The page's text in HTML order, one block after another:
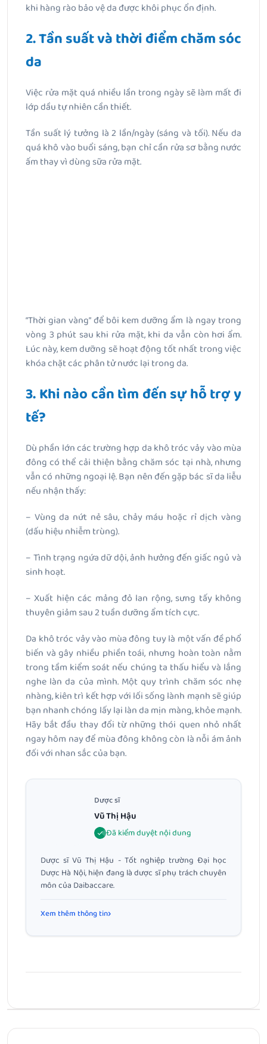
khi hàng rào bảo vệ da được khôi phục ổn định.
2. Tần suất và thời điểm chăm sóc
da
Việc rửa mặt quá nhiều lần trong ngày sẽ làm mất đi
lớp dầu tự nhiên cần thiết.
Tần suất lý tưởng là 2 lần/ngày (sáng và tối). Nếu da
quá khô vào buổi sáng, bạn chỉ cần rửa sơ bằng nước
ấm thay vì dùng sữa rửa mặt.
“Thời gian vàng” để bôi kem dưỡng ẩm là ngay trong
vòng 3 phút sau khi rửa mặt, khi da vẫn còn hơi ẩm.
Lúc này, kem dưỡng sẽ hoạt động tốt nhất trong việc
khóa chặt các phân tử nước lại trong da.
3. Khi nào cần tìm đến sự hỗ trợ y
tế?
Dù phần lớn các trường hợp da khô tróc vảy vào mùa
đông có thể cải thiện bằng chăm sóc tại nhà, nhưng
vẫn có những ngoại lệ. Bạn nên đến gặp bác sĩ da liễu
nếu nhận thấy:
– Vùng da nứt nẻ sâu, chảy máu hoặc rỉ dịch vàng
(dấu hiệu nhiễm trùng).
– Tình trạng ngứa dữ dội, ảnh hưởng đến giấc ngủ và
sinh hoạt.
– Xuất hiện các mảng đỏ lan rộng, sưng tấy không
thuyên giảm sau 2 tuần dưỡng ẩm tích cực.
Da khô tróc vảy vào mùa đông tuy là một vấn đề phổ
biến và gây nhiều phiền toái, nhưng hoàn toàn nằm
trong tầm kiểm soát nếu chúng ta thấu hiểu và lắng
nghe làn da của mình. Một quy trình chăm sóc nhẹ
nhàng, kiên trì kết hợp với lối sống lành mạnh sẽ giúp
bạn nhanh chóng lấy lại làn da mịn màng, khỏe mạnh.
Hãy bắt đầu thay đổi từ những thói quen nhỏ nhất
ngay hôm nay để mùa đông không còn là nỗi ám ảnh
đối với nhan sắc của bạn.
Dược sĩ
Vũ Thị Hậu
Đã kiểm duyệt nội dung
Dược sĩ Vũ Thị Hậu - Tốt nghiệp trường Đại học
Dược Hà Nội, hiện đang là dược sĩ phụ trách chuyên
môn của Daibaccare.
Xem thêm thông tin
Cách rửa mặt vào mùa đông: Bí quyết giữ da ẩm mượt,